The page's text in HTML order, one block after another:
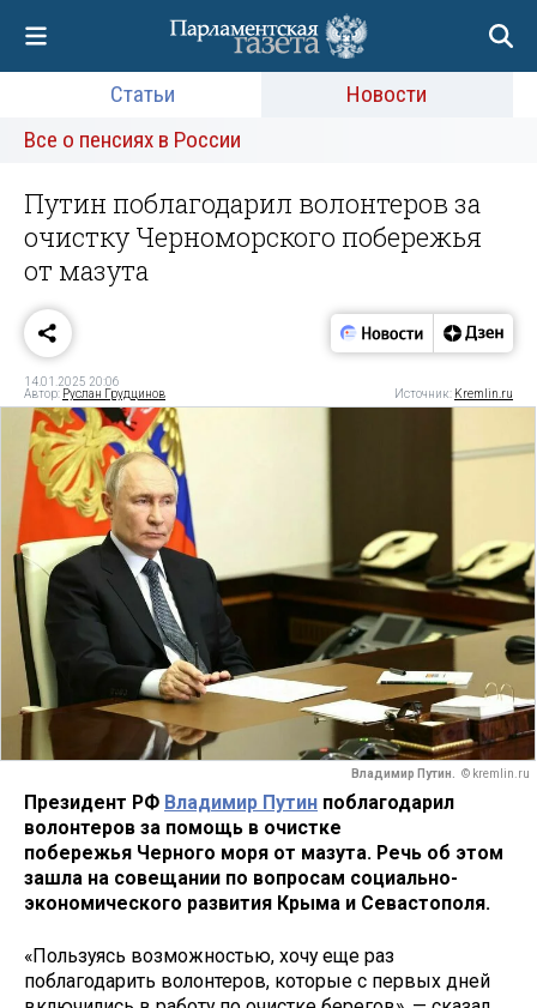
Статьи
Новости
Все о пенсиях в России
Путин поблагодарил волонтеров за
очистку Черноморского побережья
от мазута
14.01.2025 20:06
Автор: Руслан Грудцинов Источник: Kremlin.ru
Владимир Путин. © kremlin.ru
Президент РФ Владимир Путин поблагодарил
волонтеров за помощь в очистке
побережья Черного моря от мазута. Речь об этом
зашла на совещании по вопросам социально-
экономического развития Крыма и Севастополя.
«Пользуясь возможностью, хочу еще раз
поблагодарить волонтеров, которые с первых дней